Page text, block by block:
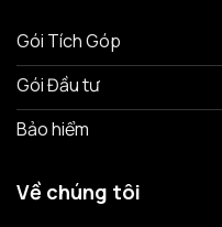
Gói Tích Góp
Gói Đầu tư
Bảo hiểm
Về chúng tôi